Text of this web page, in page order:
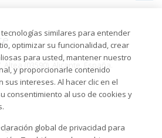
Altea (03590), Alicante, España.
similares para entender
optimizar su funcionalidad, crear
para usted, mantener nuestro
y proporcionarle contenido
intereses. Al hacer clic en el
consentimiento al uso de cookies y
global de privacidad para